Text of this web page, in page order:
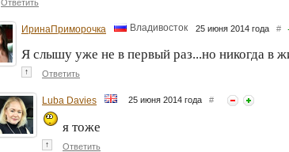
Ответить
ИринаПриморочка Владивосток 25 июня 2014 года #
Я слышу уже не в первый раз...но никогда в
↑ Ответить
Luba Davies 25 июня 2014 года #
я тоже
↑ Ответить